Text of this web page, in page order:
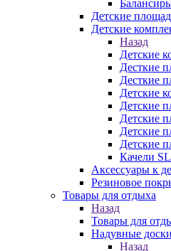
Детские
Детские
Назад
Детские
Десткие
Десткие
Детские
Детские
Детские
Детские
Детские
Качели
Аксессуары к
Резиновое
Товары для отдыха
Назад
Товары для
Надувные
Назад